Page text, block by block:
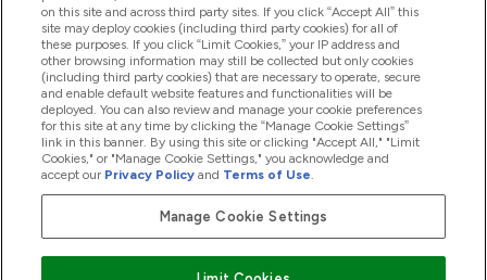
特典＆ポイント
2026 The Hut.com Ltd
Pay with
on this site and across third party sites. If you click “Accept All” this
site may deploy cookies (including third party cookies) for all of
these purposes. If you click “Limit Cookies,” your IP address and
other browsing information may still be collected but only cookies
(including third party cookies) that are necessary to operate, secure
and enable default website features and functionalities will be
deployed. You can also review and manage your cookie preferences
for this site at any time by clicking the “Manage Cookie Settings”
link in this banner. By using this site or clicking "Accept All," "Limit
Cookies," or "Manage Cookie Settings," you acknowledge and
accept our Privacy Policy and Terms of Use.
Manage Cookie Settings